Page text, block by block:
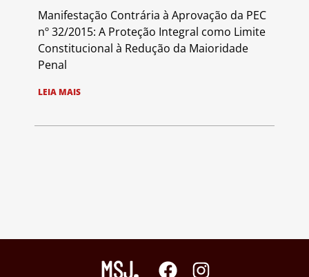
Manifestação Contrária à Aprovação da PEC
nº 32/2015: A Proteção Integral como Limite
Constitucional à Redução da Maioridade
Penal
LEIA MAIS